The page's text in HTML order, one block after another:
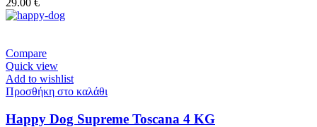
29.00 €
Compare
Quick view
Add to wishlist
Προσθήκη στο καλάθι
Happy Dog Supreme Toscana 4 KG